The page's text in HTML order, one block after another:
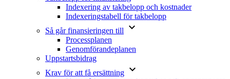
Indexering av takbelopp och kostnader
Indexeringstabell för takbelopp
Så går finansieringen till
keyboard_arrow_down
Processplanen
Genomförandeplanen
Uppstartsbidrag
Krav för att få ersättning keyboard_arrow_down